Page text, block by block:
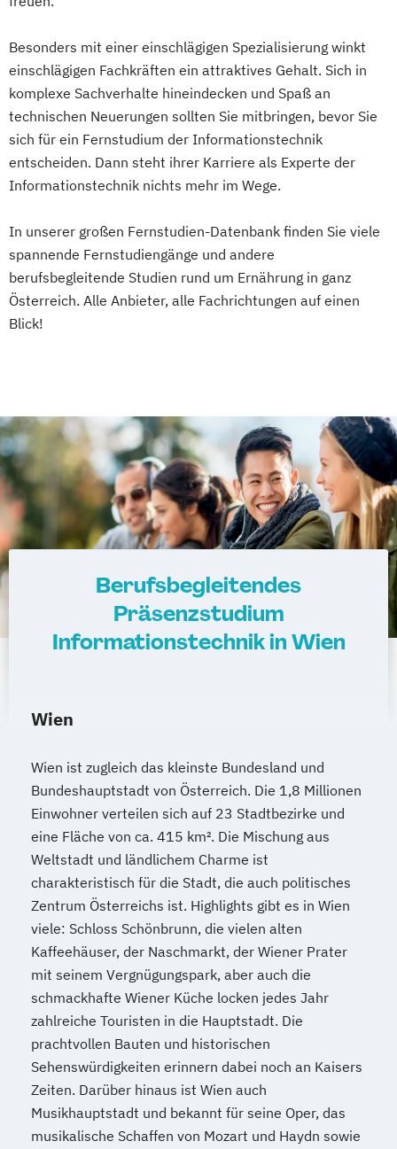
Besonders mit einer einschlägigen Spezialisierung winkt
einschlägigen Fachkräften ein attraktives Gehalt. Sich in
komplexe Sachverhalte hineindecken und Spaß an
technischen Neuerungen sollten Sie mitbringen, bevor Sie
sich für ein Fernstudium der Informationstechnik
entscheiden. Dann steht ihrer Karriere als Experte der
Informationstechnik nichts mehr im Wege.
In unserer großen Fernstudien-Datenbank finden Sie viele
spannende Fernstudiengänge und andere
berufsbegleitende Studien rund um Ernährung in ganz
Österreich. Alle Anbieter, alle Fachrichtungen auf einen
Blick!
Berufsbegleitendes
Präsenzstudium
Informationstechnik in Wien
Wien
Wien ist zugleich das kleinste Bundesland und
Bundeshauptstadt von Österreich. Die 1,8 Millionen
Einwohner verteilen sich auf 23 Stadtbezirke und
eine Fläche von ca. 415 km². Die Mischung aus
Weltstadt und ländlichem Charme ist
charakteristisch für die Stadt, die auch politisches
Zentrum Österreichs ist. Highlights gibt es in Wien
viele: Schloss Schönbrunn, die vielen alten
Kaffeehäuser, der Naschmarkt, der Wiener Prater
mit seinem Vergnügungspark, aber auch die
schmackhafte Wiener Küche locken jedes Jahr
zahlreiche Touristen in die Hauptstadt. Die
prachtvollen Bauten und historischen
Sehenswürdigkeiten erinnern dabei noch an Kaisers
Zeiten. Darüber hinaus ist Wien auch
Musikhauptstadt und bekannt für seine Oper, das
musikalische Schaffen von Mozart und Haydn sowie